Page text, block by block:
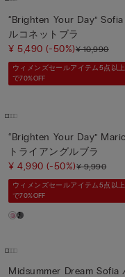
“Brighten Your Day”
ルコネットブラ
¥ 5,490(-50%)¥ 10,990
ウィメンズセールアイテム5点以上
で70%OFF
“Brighten Your Day”
トライアングルブラ
¥ 4,990(-50%)¥ 9,990
ウィメンズセールアイテム5点以上
で70%OFF
Midsummer Dream Sofia